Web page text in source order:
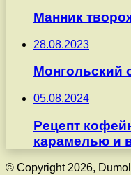
Манник
28.08.2023
Монгольский
05.08.2024
Рецепт
карамелью и
© Copyright 2026,